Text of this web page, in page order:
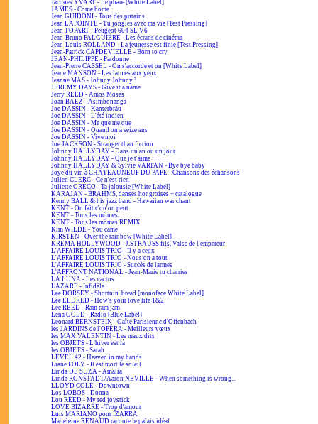
Jacques YVART - Le phare [White Label]
JAMES - Come home
Jean GUIDONI - Tous des putains
Jean LAPOINTE - Tu jongles avec ma vie [Test Pressing]
Jean TOPART - Peugeot 604 SL V6
Jean-Bruno FALGUIÈRE - Les écrans de cinéma
Jean-Louis ROLLAND - La jeunesse est finie [Test Pressing]
Jean-Patrick CAPDEVIELLE - Born to cry
JEAN-PHILIPPE - Pardonne
Jean-Pierre CASSEL - On s'accorde et on [White Label]
Jeane MANSON - Les larmes aux yeux
Jeanne MAS - Johnny Johnny ²
JEREMY DAYS - Give it a name
Jerry REED - Amos Moses
Joan BAEZ - Asimbonanga
Joe DASSIN - Kanterbräu
Joe DASSIN - L'été indien
Joe DASSIN - Me que me que
Joe DASSIN - Quand on a seize ans
Joe DASSIN - Vive moi
Joe JACKSON - Stranger than fiction
Johnny HALLYDAY - Dans un an ou un jour
Johnny HALLYDAY - Que je t'aime
Johnny HALLYDAY & Sylvie VARTAN - Bye bye baby
Joye du vin à CHÂTEAUNEUF DU PAPE - Chansons des échansons
Julien CLERC - Ce n'est rien
Juliette GRÉCO - Ta jalousie [White Label]
KARAJAN - BRAHMS, danses hongroises + catalogue
Kenny BALL & his jazz band - Hawaiian war chant
KENT - On fait c'qu'on peut
KENT - Tous les mômes
KENT - Tous les mômes REMIX
Kim WILDE - You came
KIRSTEN - Over the rainbow [White Label]
KRÉMA HOLLYWOOD - J.STRAUSS fils, Valse de l'empereur
L'AFFAIRE LOUIS TRIO - Il y a ceux
L'AFFAIRE LOUIS TRIO - Nous on a tout
L'AFFAIRE LOUIS TRIO - Succès de larmes
L'AFFRONT NATIONAL - Jean-Marie tu charries
LA LUNA - Les cactus
LAZARE - Infidèle
Lee DORSEY - Shortnin' bread [monoface White Label]
Lee ELDRED - How's your love life 1&2
Lee REED - Ram ram jam
Lena GOLD - Radio [Blue Label]
Leonard BERNSTEIN - Gaîté Parisienne d'Offenbach
les JARDINS de l'OPÉRA - Meilleurs vœux
les MAX VALENTIN - Les maux dits
les OBJETS - L'hiver est là
les OBJETS - Sarah
LEVEL 42 - Heaven in my hands
Liane FOLY - Il est mort le soleil
Linda DE SUZA - Amalia
Linda RONSTADT/Aaron NEVILLE - When something is wrong...
LLOYD COLE - Downtown
Los LOBOS - Donna
Lou REED - My red joystick
LOVE BIZARRE - Trop d'amour
Luis MARIANO pour IZARRA
Madeleine RENAUD raconte le palais idéal